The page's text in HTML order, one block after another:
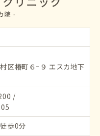
区椿町６−９ エスカ地下
/
歩0分